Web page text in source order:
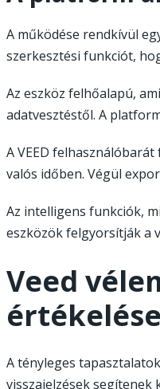
A működése rendkívül
szerkesztési funkciót,
Az eszköz felhőalapú,
adatvesztéstől. A
A VEED
valós időben. Végül
Az intelligens funkciók,
eszközök felgyorsítják a
Veed
A tényleges
visszajelzések